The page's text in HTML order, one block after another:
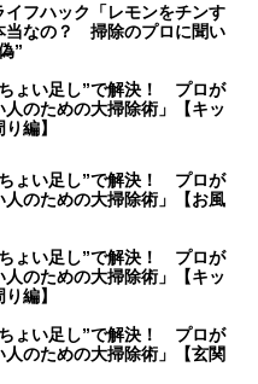
イフハック「レモンをチンす
当なの？ 掃除のプロに聞い
”
ょい足し”で解決！ プロが
人のための大掃除術」【キッ
編】
ょい足し”で解決！ プロが
人のための大掃除術」【お風
ょい足し”で解決！ プロが
人のための大掃除術」【キッ
編】
ょい足し”で解決！ プロが
人のための大掃除術」【玄関